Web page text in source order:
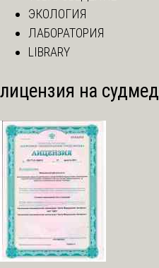
ЭКОЛОГИЯ
ЛАБОРАТОРИЯ
LIBRARY
лицензия на